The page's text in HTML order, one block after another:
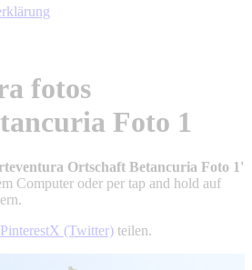
fotos
Foto 1
Ortschaft Betancuria Foto 1'
Computer oder per tap and hold auf
PinterestX (Twitter) teilen.